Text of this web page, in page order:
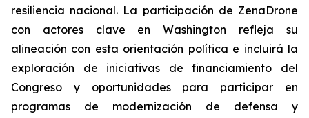
resiliencia nacional. La participación de ZenaDrone
con actores clave en Washington refleja su
alineación con esta orientación política e incluirá la
exploración de iniciativas de financiamiento del
Congreso y oportunidades para participar en
programas de modernización de defensa y